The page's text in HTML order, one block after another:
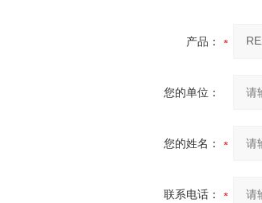
产品：
您的单位：
您的姓名：
联系电话：